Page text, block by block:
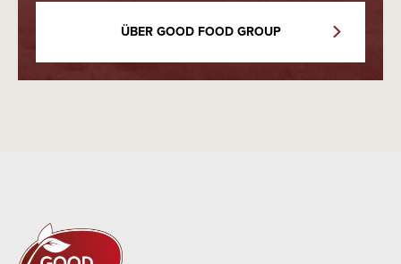
ÜBER GOOD FOOD GROUP